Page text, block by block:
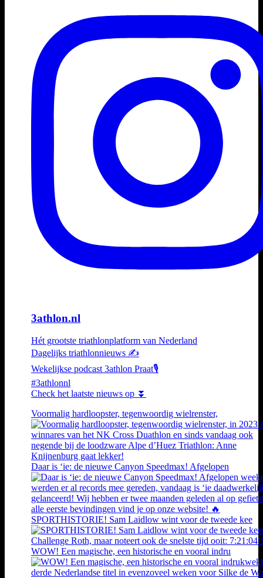
3athlon.nl
Hét grootste triathlonplatform van Nederland
Dagelijks triathlonnieuws ✍️
Wekelijkse podcast 3athlon Praat🎙️
#3athlonnl
Check het laatste nieuws op ⏬
Voormalig hardloopster, tegenwoordig wielrenster,
Daar is ‘ie: de nieuwe Canyon Speedmax! Afgelopen
SPORTHISTORIE! Sam Laidlow wint voor de tweede kee
WOW! Een magische, een historische en vooral indru